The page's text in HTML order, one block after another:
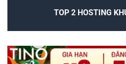
TOP 2 HOSTING